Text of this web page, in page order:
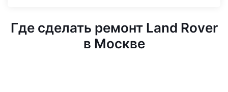
Где сделать ремонт Land Rover
в Москве